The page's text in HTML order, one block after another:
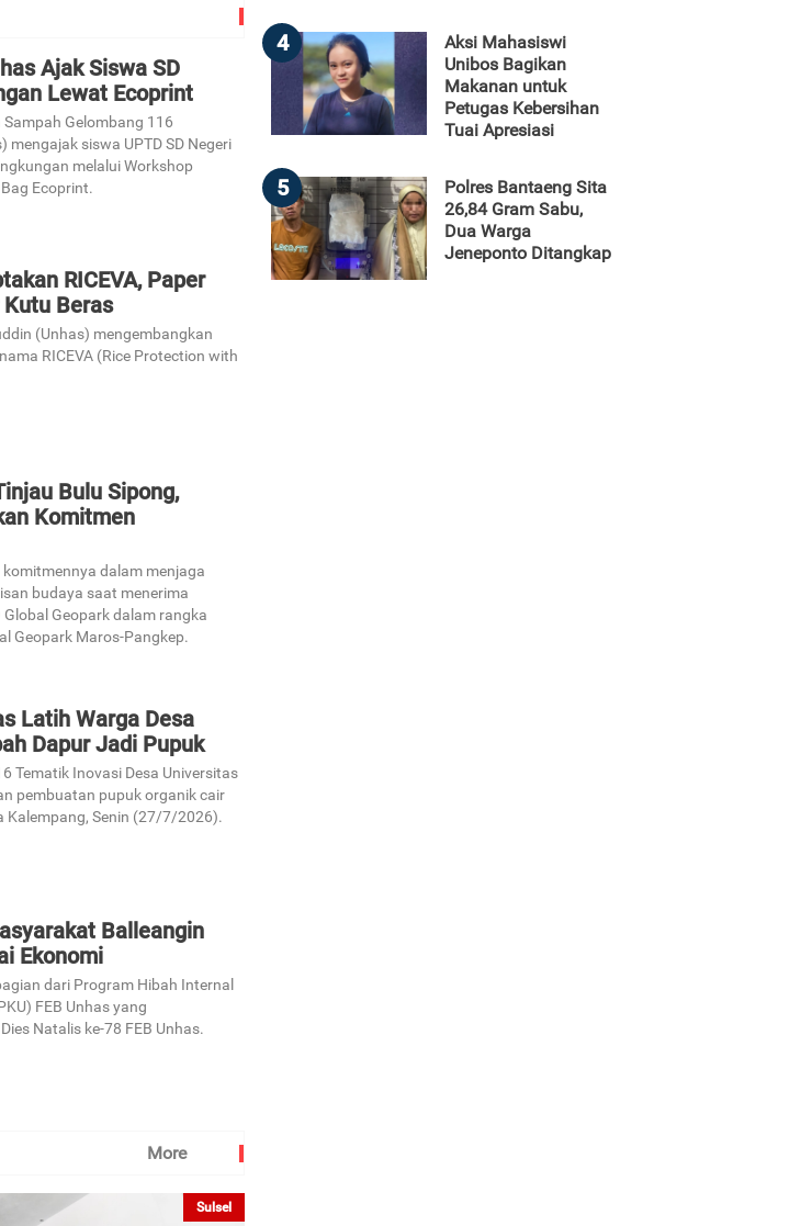
Ajak Siswa SD
Lewat Ecoprint
Gelombang 116
siswa UPTD SD Negeri
melalui Workshop
Ecoprint.
RICEVA, Paper
Beras
(Unhas) mengembangkan
RICEVA (Rice Protection with
Bulu Sipong,
Komitmen
komitmennya dalam menjaga
budaya saat menerima
Global Geopark dalam rangka
Geopark Maros-Pangkep.
Latih Warga Desa
Dapur Jadi Pupuk
Tematik Inovasi Desa Universitas
pembuatan pupuk organik cair
Kalempang, Senin (27/7/2026).
Balleangin
Ekonomi
dari Program Hibah Internal
FEB Unhas yang
Natalis ke-78 FEB Unhas.
More
Sulsel
4
Aksi Mahasiswi
Unibos Bagikan
Makanan untuk
Petugas Kebersihan
Tuai Apresiasi
5
Polres Bantaeng Sita
26,84 Gram Sabu,
Dua Warga
Jeneponto Ditangkap